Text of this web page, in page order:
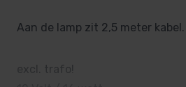
Aan de lamp zit 2,5 meter kabel.
excl. trafo!